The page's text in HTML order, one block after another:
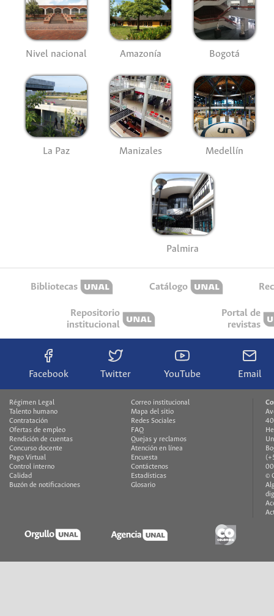
Nivel nacional Amazonía Bogotá
La Paz Manizales Medellín
Palmira
Bibliotecas Catálogo
Repositorio
institucional
Portal de
revistas
Facebook Twitter YouTube Email
Régimen Legal
Talento humano
Contratación
Ofertas de empleo
Rendición de cuentas
Concurso docente
Pago Virtual
Control interno
Calidad
Buzón de notificaciones
Correo institucional
Mapa del sitio
Redes Sociales
FAQ
Quejas y reclamos
Atención en línea
Encuesta
Contáctenos
Estadísticas
Glosario
©